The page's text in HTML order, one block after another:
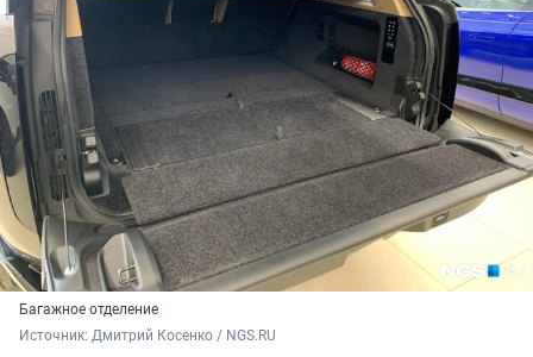
Багажное отделение
Источник: Дмитрий Косенко / NGS.RU